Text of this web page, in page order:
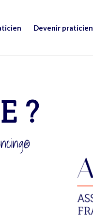
Devenir praticien
?